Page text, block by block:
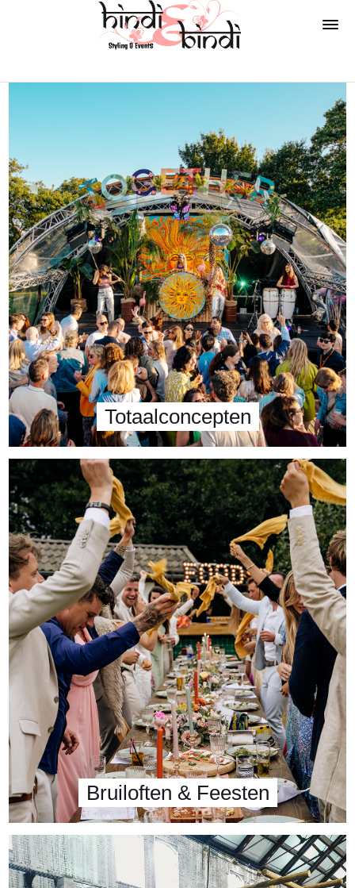
Totaalconcepten
Bruiloften & Feesten